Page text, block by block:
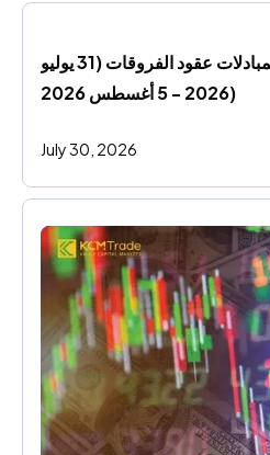
إشعار تعديل خاص لمبادلات عقود الفروقات (31 يوليو
2026 - 5 أغسطس 2026)
July 30, 2026